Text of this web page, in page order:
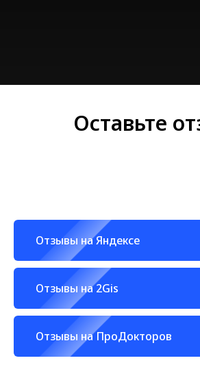
Оставьте
Отзывы на Яндексе
Отзывы на 2Gis
Отзывы на ПроДокторов